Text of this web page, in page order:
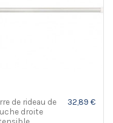
de rideau de
droite
32,89 €